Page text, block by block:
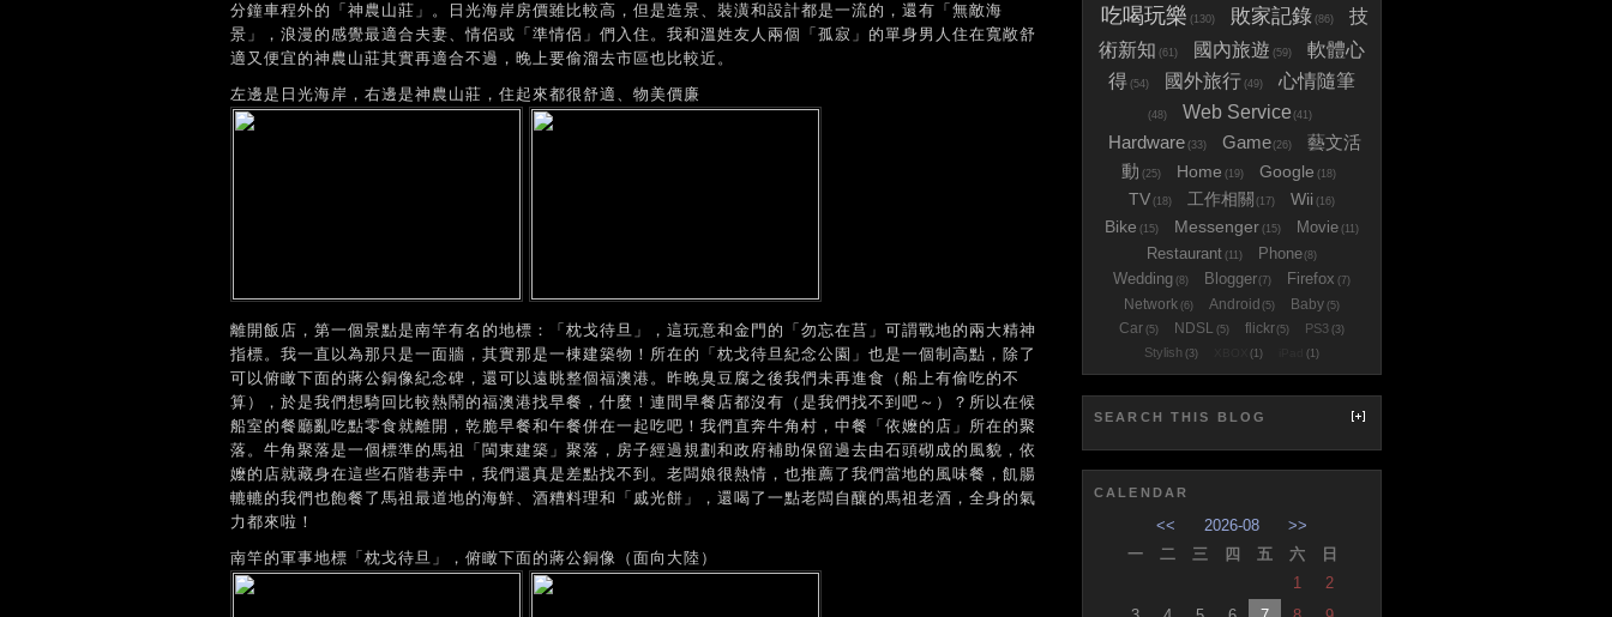
分鐘車程外的「神農山莊」。日光海岸房價雖比較高，但是造景、裝潢和設計都是一流的，還有「無敵海
景」，浪漫的感覺最適合夫妻、情侶或「準情侶」們入住。我和溫姓友人兩個「孤寂」的單身男人住在寬敞舒
適又便宜的神農山莊其實再適合不過，晚上要偷溜去市區也比較近。
左邊是日光海岸，右邊是神農山莊，住起來都很舒適、物美價廉
離開飯店，第一個景點是南竿有名的地標：「枕戈待旦」，這玩意和金門的「勿忘在莒」可謂戰地的兩大精神
指標。我一直以為那只是一面牆，其實那是一棟建築物！所在的「枕戈待旦紀念公園」也是一個制高點，除了
可以俯瞰下面的蔣公銅像紀念碑，還可以遠眺整個福澳港。昨晚臭豆腐之後我們未再進食（船上有偷吃的不
算），於是我們想騎回比較熱鬧的福澳港找早餐，什麼！連間早餐店都沒有（是我們找不到吧～）？所以在候
船室的餐廳亂吃點零食就離開，乾脆早餐和午餐併在一起吃吧！我們直奔牛角村，中餐「依嬤的店」所在的聚
落。牛角聚落是一個標準的馬祖「閩東建築」聚落，房子經過規劃和政府補助保留過去由石頭砌成的風貌，依
嬤的店就藏身在這些石階巷弄中，我們還真是差點找不到。老闆娘很熱情，也推薦了我們當地的風味餐，飢腸
轆轆的我們也飽餐了馬祖最道地的海鮮、酒糟料理和「戚光餅」，還喝了一點老闆自釀的馬祖老酒，全身的氣
力都來啦！
南竿的軍事地標「枕戈待旦」，俯瞰下面的蔣公銅像（面向大陸）
吃喝玩樂 (130) 敗家記錄 (86)
技
術新知 (61) 國內旅遊 (59)
軟體心
得 (54) 國外旅行 (49) 心情隨筆
(48) Web Service (41)
Hardware (33) Game(26)
藝文活
動 (25) Home (19) Google (18)
TV (18) 工作相關 (17) Wii (16)
Bike (15) Messenger (15) Movie (11)
Restaurant (11) Phone(8)
Wedding (8) Blogger(7) Firefox (7)
Network (6) Android (5) Baby (5)
Car (5) NDSL (5) flickr(5) PS3 (3)
Stylish (3) (1) (1)
SEARCH THIS BLOG
CALENDAR
<< 2026-08
>>
一
二 三 四 五 六
日
1
2